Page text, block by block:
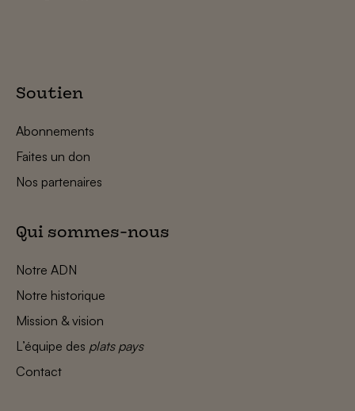
Soutien
Abonnements
Faites un don
Nos partenaires
Qui sommes-nous
Notre ADN
Notre historique
Mission & vision
L’équipe des plats pays
Contact